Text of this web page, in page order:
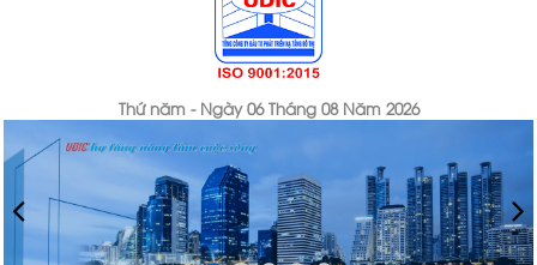
Thứ năm - Ngày 06 Tháng 08 Năm 2026